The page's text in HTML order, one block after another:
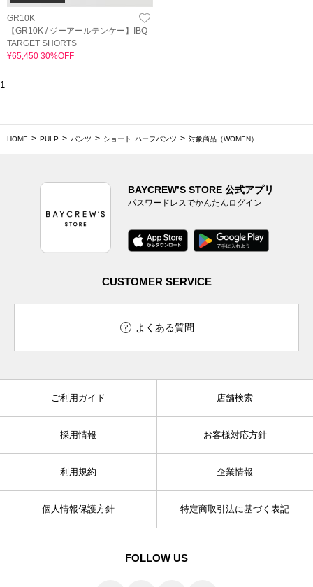
GR10K
【GR10K / ジーアールテンケー】IBQ
TARGET SHORTS
¥65,450 30%OFF
1
HOME PULP パンツ ショート･ハーフパンツ 対象商品（WOMEN）
BAYCREW’S STORE 公式アプリ
パスワードレスでかんたんログイン
CUSTOMER SERVICE
よくある質問
ご利用ガイド 店舗検索
採用情報 お客様対応方針
利用規約 企業情報
個人情報保護方針 特定商取引法に基づく表記
FOLLOW US